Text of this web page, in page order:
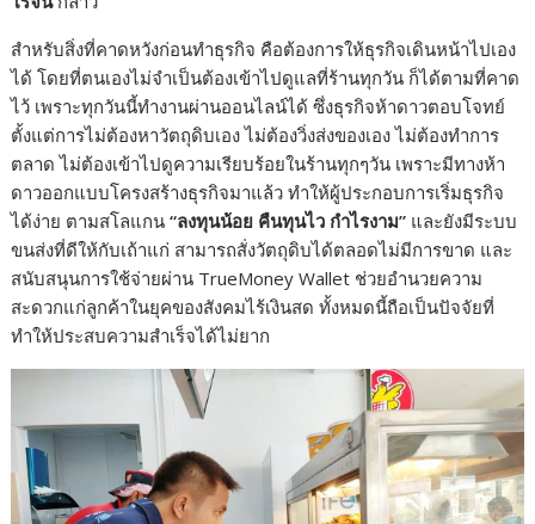
สำหรับสิ่งที่คาดหวังก่อนทำธุรกิจ คือต้องการให้ธุรกิจเดินหน้าไปเอง
ได้ โดยที่ตนเองไม่จำเป็นต้องเข้าไปดูแลที่ร้านทุกวัน ก็ได้ตามที่คาด
ไว้ เพราะทุกวันนี้ทำงานผ่านออนไลน์ได้ ซึ่งธุรกิจห้าดาวตอบโจทย์
ตั้งแต่การไม่ต้องหาวัตถุดิบเอง ไม่ต้องวิ่งส่งของเอง ไม่ต้องทำการ
ตลาด ไม่ต้องเข้าไปดูความเรียบร้อยในร้านทุกๆวัน เพราะมีทางห้า
ดาวออกแบบโครงสร้างธุรกิจมาแล้ว ทำให้ผู้ประกอบการเริ่มธุรกิจ
ได้ง่าย ตามสโลแกน“ลงทุนน้อย คืนทุนไว กำไรงาม” และยังมีระบบ
ขนส่งที่ดีให้กับเถ้าแก่ สามารถสั่งวัตถุดิบได้ตลอดไม่มีการขาด และ
สนับสนุนการใช้จ่ายผ่าน TrueMoney Wallet ช่วยอำนวยความ
สะดวกแก่ลูกค้าในยุคของสังคมไร้เงินสด ทั้งหมดนี้ถือเป็นปัจจัยที่
ทำให้ประสบความสำเร็จได้ไม่ยาก